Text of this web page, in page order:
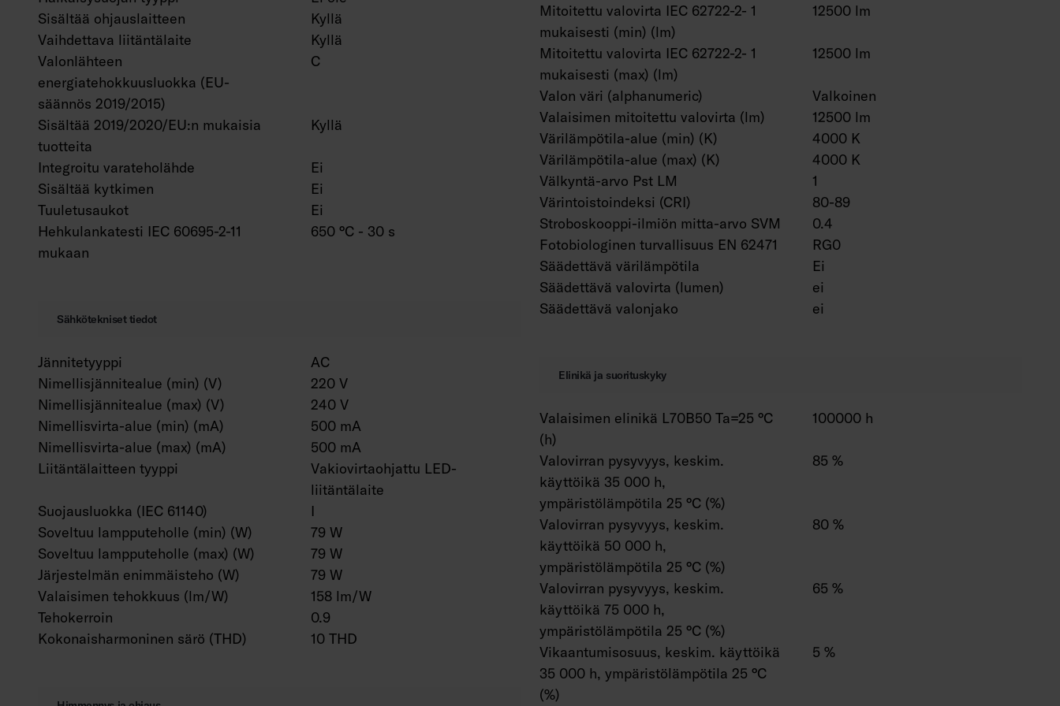
Sisältää ohjauslaitteen
Kyllä
Vaihdettava liitäntälaite
Kyllä
Valonlähteen
energiatehokkuusluokka (EU-
säännös 2019/2015)
C
Sisältää 2019/2020/EU:n mukaisia
tuotteita
Kyllä
Integroitu varateholähde
Ei
Sisältää kytkimen
Ei
Tuuletusaukot
Ei
Hehkulankatesti IEC 60695-2-11
mukaan
650 °C - 30 s
Sähkötekniset tiedot
Jännitetyyppi
AC
Nimellisjännitealue (min) (V)
220 V
Nimellisjännitealue (max) (V)
240 V
Nimellisvirta-alue (min) (mA)
500 mA
Nimellisvirta-alue (max) (mA)
500 mA
Liitäntälaitteen tyyppi
Vakiovirtaohjattu LED-
liitäntälaite
Suojausluokka (IEC 61140)
I
Soveltuu lampputeholle (min) (W)
79 W
Soveltuu lampputeholle (max) (W)
79 W
Järjestelmän enimmäisteho (W)
79 W
Valaisimen tehokkuus (lm/W)
158 lm/W
Tehokerroin
0.9
Kokonaisharmoninen särö (THD)
10 THD
Mitoitettu valovirta IEC 62722-2- 1
mukaisesti (min) (lm)
12500 lm
Mitoitettu valovirta IEC 62722-2- 1
mukaisesti (max) (lm)
12500 lm
Valon väri (alphanumeric)
Valkoinen
Valaisimen mitoitettu valovirta (lm)
12500 lm
Värilämpötila-alue (min) (K)
4000 K
Värilämpötila-alue (max) (K)
4000 K
Välkyntä-arvo Pst LM
1
Värintoistoindeksi (CRI)
80-89
Stroboskooppi-ilmiön mitta-arvo SVM
0.4
Fotobiologinen turvallisuus EN 62471
RG0
Säädettävä värilämpötila
Ei
Säädettävä valovirta (lumen)
ei
Säädettävä valonjako
ei
Elinikä ja suorituskyky
Valaisimen elinikä L70B50 Ta=25 °C
(h)
100000 h
Valovirran pysyvyys, keskim.
käyttöikä 35 000 h,
ympäristölämpötila 25 °C (%)
85 %
Valovirran pysyvyys, keskim.
käyttöikä 50 000 h,
ympäristölämpötila 25 °C (%)
80 %
Valovirran pysyvyys, keskim.
käyttöikä 75 000 h,
ympäristölämpötila 25 °C (%)
65 %
Vikaantumisosuus, keskim. käyttöikä
35 000 h, ympäristölämpötila 25 °C
(%)
5 %